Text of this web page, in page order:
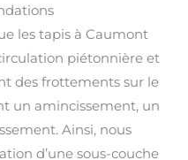
les tapis à Caumont
piétonnière et
des frottements sur le
un amincissement, un
Ainsi, nous
d’une sous-couche